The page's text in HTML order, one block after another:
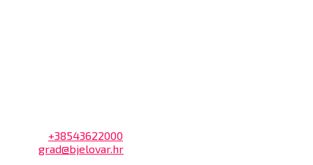
+38543622000
grad@bjelovar.hr